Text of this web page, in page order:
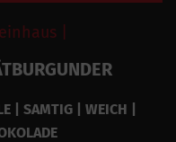
|
| SAMTIG | WEICH |